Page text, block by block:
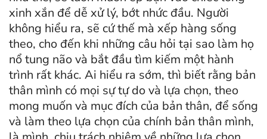
xinh xắn để dễ xử lý, bớt nhức đầu. Người
không hiểu ra, sẽ cứ thế mà xếp hàng sống
theo, cho đến khi những câu hỏi tại sao làm họ
nổ tung não và bắt đầu tìm kiếm một hành
trình rất khác. Ai hiểu ra sớm, thì biết rằng bản
thân mình có mọi sự tự do và lựa chọn, theo
mong muốn và mục đích của bản thân, để sống
và làm theo lựa chọn của chính bản thân mình,